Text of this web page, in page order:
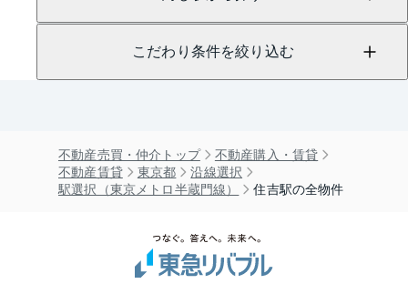
こだわり条件を絞り込む
不動産売買・仲介トップ
不動産購入・賃貸
不動産賃貸
東京都
沿線選択
駅選択（東京メトロ半蔵門線）
住吉駅の全物件